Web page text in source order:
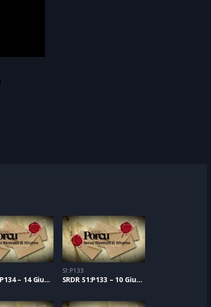
SRDR S1:P134 – 14 Giugno 2021
S1:P133
SRDR S1:P133 – 10 Giugno 2021